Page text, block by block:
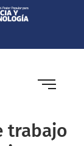
trabajo